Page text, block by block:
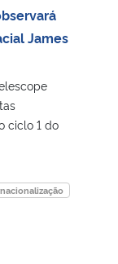
James
ciclo 1 do